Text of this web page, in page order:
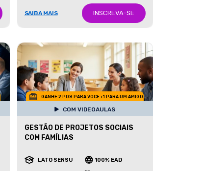
SAIBA MAIS INSCREVA-SE
GANHE 2 POS PARA VOCE +1 PARA UM AMIGO
COM VIDEOAULAS
GESTÃO DE PROJETOS SOCIAIS
COM FAMÍLIAS
LATO SENSU 100% EAD